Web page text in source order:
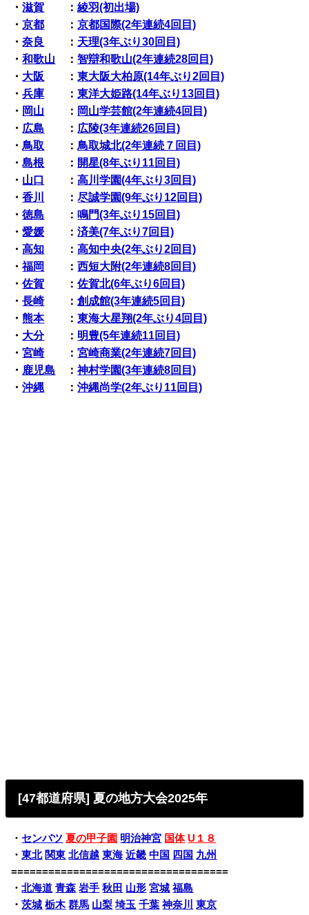
・滋賀 ：綾羽(初出場)
・京都 ：京都国際(2年連続4回目)
・奈良 ： 天理(3年ぶり30回目)
・和歌山 ：智辯和歌山(2年連続28回目)
・ 大阪 ：東大阪大柏原(14年ぶり2回目)
・兵庫 ：東洋大姫路(14年ぶり13回目)
・ 岡山 ： 岡山学芸館(2年連続4回目)
・ 広島 ： 広陵(3年連続26回目)
・鳥取 ：鳥取城北(2年連続７回目)
・島根 ： 開星(8年ぶり11回目)
・ 山口 ：高川学園(4年ぶり3回目)
・香川 ：尽誠学園(9年ぶり12回目)
・徳島 ：鳴門(3年ぶり15回目)
・愛媛 ：済美(7年ぶり7回目)
・高知 ：高知中央(2年ぶり2回目)
・福岡 ：西短大附(2年連続8回目)
・佐賀 ：佐賀北(6年ぶり6回目)
・長崎：創成館(3年連続5回目)
・熊本：東海大星翔(2年ぶり4回目)
・ 大分： 明豊(5年連続11回目)
・宮崎：宮崎商業(2年連続7回目)
・ 鹿児島 ：神村学園(3年連続8回目)
・沖縄 ：沖縄尚学(2年ぶり11回目)
[47都道府県] 夏の地方大会2025年
・ センバツ 夏の甲子園 明治神宮 国体 U１８
・東北 関東 北信越 東海 近畿 中国 四国 九州
===================================
・北海道 青森 岩手 秋田 山形 宮城 福島
・茨城 栃木 群馬 山梨 埼玉 千葉 神奈川 東京